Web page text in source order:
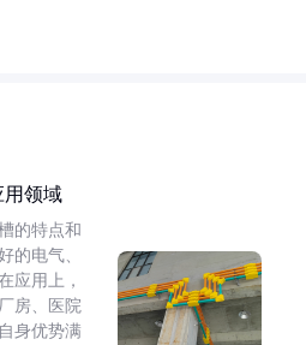
用领域
的特点和
的电气、
应用上，
房、医院
身优势满